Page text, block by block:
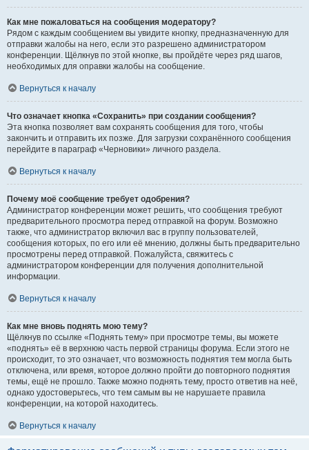
Как мне пожаловаться на сообщения модератору?
Рядом с каждым сообщением вы увидите кнопку, предназначенную для
отправки жалобы на него, если это разрешено администратором
конференции. Щёлкнув по этой кнопке, вы пройдёте через ряд шагов,
необходимых для оправки жалобы на сообщение.
Вернуться к началу
Что означает кнопка «Сохранить» при создании сообщения?
Эта кнопка позволяет вам сохранять сообщения для того, чтобы
закончить и отправить их позже. Для загрузки сохранённого сообщения
перейдите в параграф «Черновики» личного раздела.
Вернуться к началу
Почему моё сообщение требует одобрения?
Администратор конференции может решить, что сообщения требуют
предварительного просмотра перед отправкой на форум. Возможно
также, что администратор включил вас в группу пользователей,
сообщения которых, по его или её мнению, должны быть предварительно
просмотрены перед отправкой. Пожалуйста, свяжитесь с
администратором конференции для получения дополнительной
информации.
Вернуться к началу
Как мне вновь поднять мою тему?
Щёлкнув по ссылке «Поднять тему» при просмотре темы, вы можете
«поднять» её в верхнюю часть первой страницы форума. Если этого не
происходит, то это означает, что возможность поднятия тем могла быть
отключена, или время, которое должно пройти до повторного поднятия
темы, ещё не прошло. Также можно поднять тему, просто ответив на неё,
однако удостоверьтесь, что тем самым вы не нарушаете правила
конференции, на которой находитесь.
Вернуться к началу